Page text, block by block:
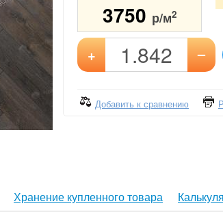
3750 р/м2
+ –
Добавить к сравнению
Хранение купленного товара